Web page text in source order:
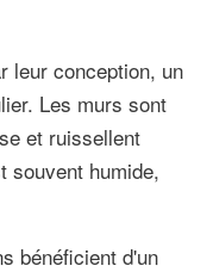
leur conception, un
Les murs sont
et ruissellent
souvent humide,
bénéficient d'un